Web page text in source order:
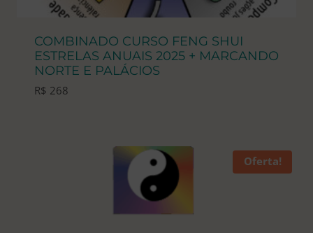
COMBINADO CURSO FENG SHUI
ESTRELAS ANUAIS 2025 + MARCANDO
NORTE E PALÁCIOS
R$ 268
Oferta!